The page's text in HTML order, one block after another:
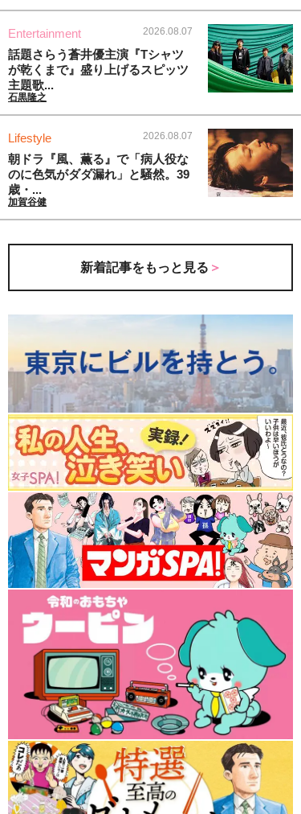
Entertainment 2026.08.07
話題さらう蒼井優主演『Tシャツ
が乾くまで』盛り上げるスピッツ
主題歌...
石黒隆之
Lifestyle 2026.08.07
朝ドラ『風、薫る』で「病人役な
のに色気がダダ漏れ」と騒然。39
歳・...
加賀谷健
新着記事をもっと見る